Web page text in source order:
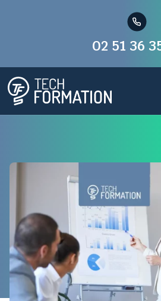
02 51 36